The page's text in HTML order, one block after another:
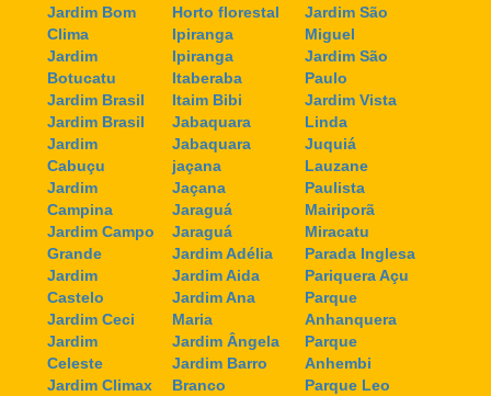
Jardim Bom
Clima
Jardim
Botucatu
Jardim Brasil
Jardim Brasil
Jardim
Cabuçu
Jardim
Campina
Jardim Campo
Grande
Jardim
Castelo
Jardim Ceci
Jardim
Celeste
Jardim Climax
Horto florestal
Ipiranga
Ipiranga
Itaberaba
Itaim Bibi
Jabaquara
Jabaquara
jaçana
Jaçana
Jaraguá
Jaraguá
Jardim Adélia
Jardim Aida
Jardim Ana
Maria
Jardim Ângela
Jardim Barro
Branco
Jardim São
Miguel
Jardim São
Paulo
Jardim Vista
Linda
Juquiá
Lauzane
Paulista
Mairiporã
Miracatu
Parada Inglesa
Pariquera Açu
Parque
Anhanquera
Parque
Anhembi
Parque Leo